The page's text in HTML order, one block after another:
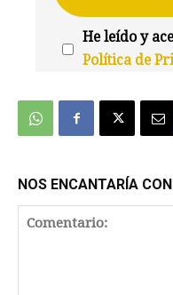
He leído y
Política de
NOS ENCANTARÍA